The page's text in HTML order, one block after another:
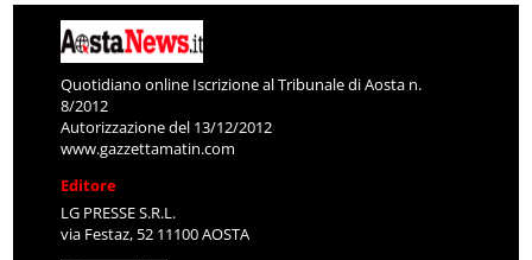
Quotidiano online Iscrizione al Tribunale di Aosta n.
8/2012
Autorizzazione del 13/12/2012
www.gazzettamatin.com
Editore
LG PRESSE S.R.L.
via Festaz, 52 11100 AOSTA